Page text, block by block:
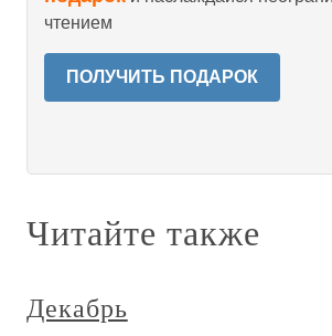
чтением
ПОЛУЧИТЬ ПОДАРОК
Читайте также
Декабрь